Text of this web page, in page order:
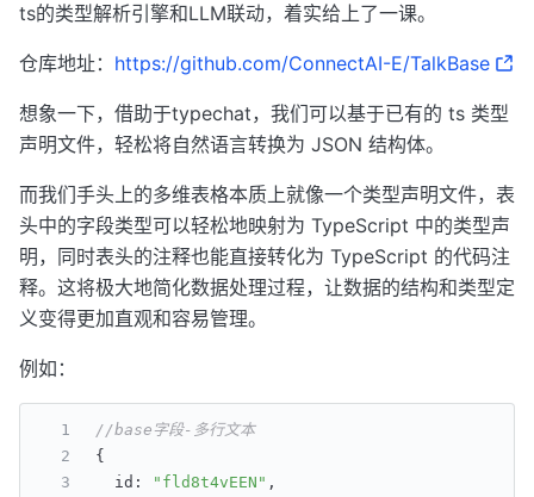
ts的类型解析引擎和LLM联动，着实给上了一课。
仓库地址： https://github.com/ConnectAI-E/TalkBase
想象一下，借助于typechat，我们可以基于已有的 ts 类型
声明文件，轻松将自然语言转换为 JSON 结构体。
而我们手头上的多维表格本质上就像一个类型声明文件，表
头中的字段类型可以轻松地映射为 TypeScript 中的类型声
明，同时表头的注释也能直接转化为 TypeScript 的代码注
释。这将极大地简化数据处理过程，让数据的结构和类型定
义变得更加直观和容易管理。
例如：
//base字段-多行文本
{
  id
: "fld8t4vEEN" ,